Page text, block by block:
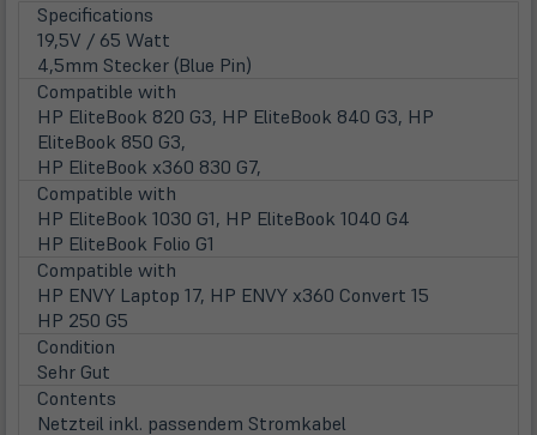
Specifications
19,5V / 65 Watt
4,5mm Stecker (Blue Pin)
Compatible with
HP EliteBook 820 G3, HP EliteBook 840 G3, HP
EliteBook 850 G3,
HP EliteBook x360 830 G7,
Compatible with
HP EliteBook 1030 G1, HP EliteBook 1040 G4
HP EliteBook Folio G1
Compatible with
HP ENVY Laptop 17, HP ENVY x360 Convert 15
HP 250 G5
Condition
Sehr Gut
Contents
Netzteil inkl. passendem Stromkabel